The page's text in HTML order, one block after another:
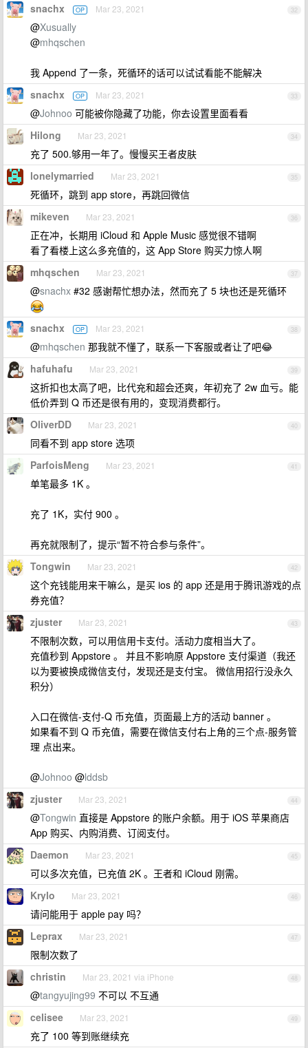
32
snachx OP Mar 23, 2021
@Xusually
@mhqschen
我 Append 了一条，死循环的话可以试试看能不能解决
33
snachx OP Mar 23, 2021
@Johnoo 可能被你隐藏了功能，你去设置里面看看
34
Hilong Mar 23, 2021
充了 500.够用一年了。慢慢买王者皮肤
35
lonelymarried Mar 23, 2021
死循环，跳到 app store，再跳回微信
36
mikeven Mar 23, 2021
正在冲，长期用 iCloud 和 Apple Music 感觉很不错啊
看了看楼上这么多充值的，这 App Store 购买力惊人啊
37
mhqschen Mar 23, 2021
@snachx #32 感谢帮忙想办法，然而充了 5 块也还是死循环
38
snachx OP Mar 23, 2021
@mhqschen 那我就不懂了，联系一下客服或者让了吧😂
39
hafuhafu Mar 23, 2021
这折扣也太高了吧，比代充和超会还爽，年初充了 2w 血亏。能
低价弄到 Q 币还是很有用的，变现消费都行。
40
OliverDD Mar 23, 2021
同看不到 app store 选项
41
ParfoisMeng Mar 23, 2021
单笔最多 1K 。
充了 1K，实付 900 。
再充就限制了，提示“暂不符合参与条件”。
42
Tongwin Mar 23, 2021
这个充钱能用来干嘛么，是买 ios 的 app 还是用于腾讯游戏的点
券充值？
43
zjuster Mar 23, 2021
不限制次数，可以用信用卡支付。活动力度相当大了。
充值秒到 Appstore 。 并且不影响原 Appstore 支付渠道（我还
以为要被换成微信支付，发现还是支付宝。 微信用招行没永久
积分）
入口在微信-支付-Q 币充值，页面最上方的活动 banner 。
如果看不到 Q 币充值，需要在微信支付右上角的三个点-服务管
理 点出来。
@Johnoo @lddsb
44
zjuster Mar 23, 2021
@Tongwin 直接是 Appstore 的账户余额。用于 iOS 苹果商店
App 购买、内购消费、订阅支付。
45
Daemon Mar 23, 2021
可以多次充值，已充值 2K 。王者和 iCloud 刚需。
46
Krylo Mar 23, 2021
请问能用于 apple pay 吗？
47
Leprax Mar 23, 2021
限制次数了
48
christin Mar 23, 2021 via iPhone
@tangyujing99 不可以 不互通
49
celisee Mar 23, 2021
充了 100 等到账继续充